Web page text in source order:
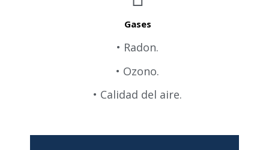
Gases
• Radon.
• Ozono.
• Calidad del aire.